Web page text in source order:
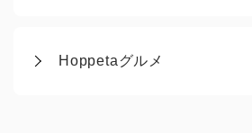
Hoppetaグルメ